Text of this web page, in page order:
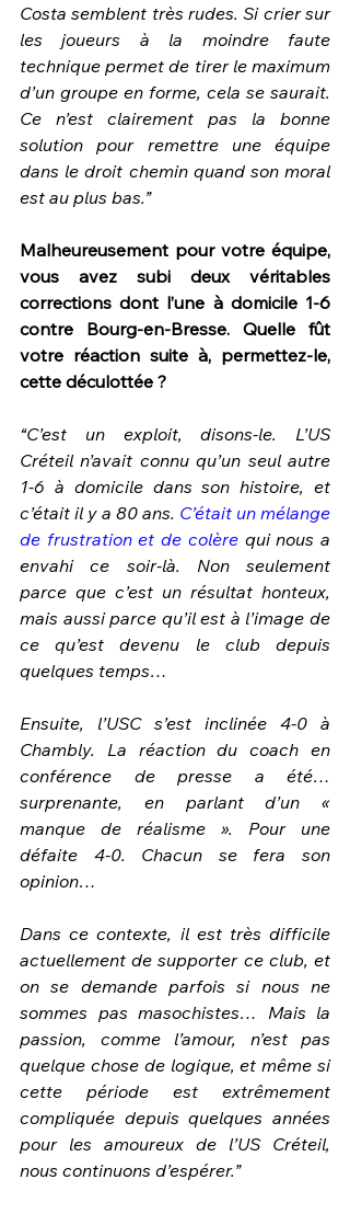
Costa semblent très rudes. Si crier sur
les joueurs à la moindre faute
technique permet de tirer le maximum
d’un groupe en forme, cela se saurait.
Ce n’est clairement pas la bonne
solution pour remettre une équipe
dans le droit chemin quand son moral
est au plus bas.”
Malheureusement pour votre équipe,
vous avez subi deux véritables
corrections dont l’une à domicile 1-6
contre Bourg-en-Bresse. Quelle fût
votre réaction suite à, permettez-le,
cette déculottée ?
“C’est un exploit, disons-le. L’US
Créteil n’avait connu qu’un seul autre
1-6 à domicile dans son histoire, et
c’était il y a 80 ans. C’était un mélange
de frustration et de colère qui nous a
envahi ce soir-là. Non seulement
parce que c’est un résultat honteux,
mais aussi parce qu’il est à l’image de
ce qu’est devenu le club depuis
quelques temps…
Ensuite, l’USC s’est inclinée 4-0 à
Chambly. La réaction du coach en
conférence de presse a été…
surprenante, en parlant d’un «
manque de réalisme ». Pour une
défaite 4-0. Chacun se fera son
opinion…
Dans ce contexte, il est très difficile
actuellement de supporter ce club, et
on se demande parfois si nous ne
sommes pas masochistes… Mais la
passion, comme l’amour, n’est pas
quelque chose de logique, et même si
cette période est extrêmement
compliquée depuis quelques années
pour les amoureux de l’US Créteil,
nous continuons d’espérer.”